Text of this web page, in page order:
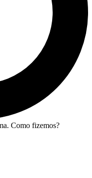
Como fizemos?